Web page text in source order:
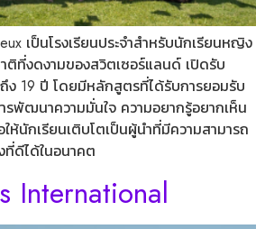
เป็นโรงเรียนประจำสำหรับนักเรียนหญิง
ติที่งดงามของสวิตเซอร์แลนด์ เปิดรับ
ง 19 ปี โดยมีหลักสูตรที่ได้รับการยอมรับ
รพัฒนาความมั่นใจ ความอยากรู้อยากเห็น
ห้นักเรียนเติบโตเป็นผู้นำที่มีความสามารถ
ที่ดีได้ในอนาคต
International